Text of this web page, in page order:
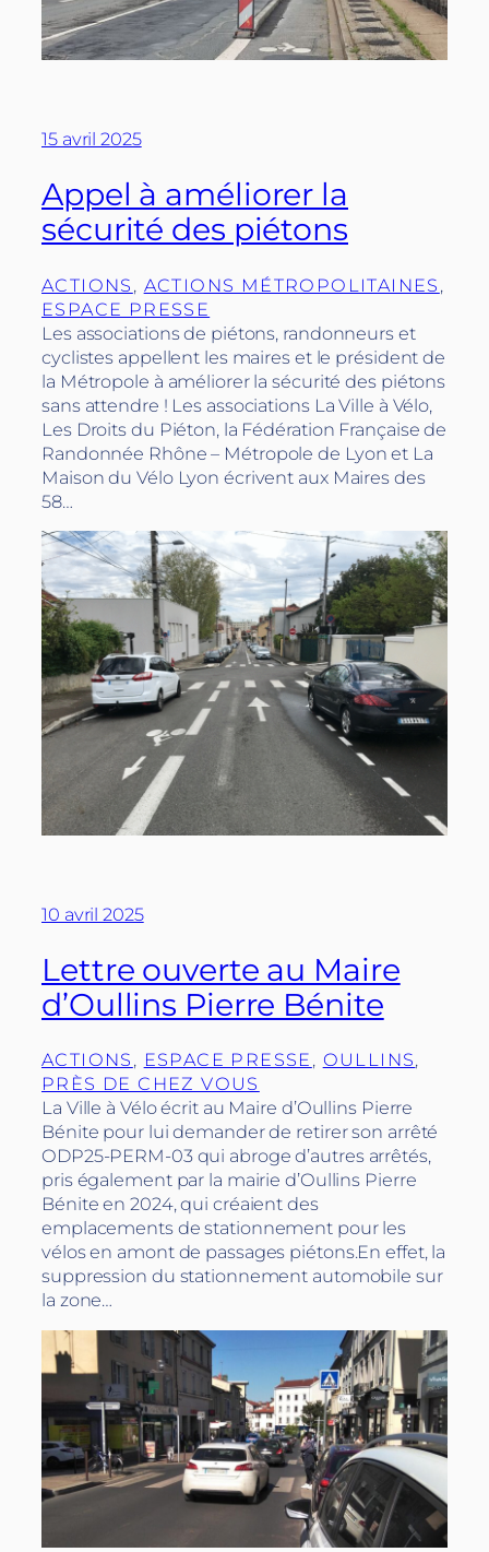
15 avril 2025
Appel à améliorer la
sécurité des piétons
ACTIONS , ACTIONS MÉTROPOLITAINES
ESPACE PRESSE
Les associations de piétons, randonneurs et
cyclistes appellent les maires et le président de
la Métropole à améliorer la sécurité des piétons
sans attendre ! Les associations La Ville à Vélo,
Les Droits du Piéton, la Fédération Française de
Randonnée Rhône – Métropole de Lyon et La
Maison du Vélo Lyon écrivent aux Maires des
58…
10 avril 2025
Lettre ouverte au Maire
d’Oullins Pierre Bénite
ACTIONS , ESPACE PRESSE , OULLINS
PRÈS DE CHEZ VOUS
La Ville à Vélo écrit au Maire d’Oullins Pierre
Bénite pour lui demander de retirer son arrêté
ODP25-PERM-03 qui abroge d’autres arrêtés,
pris également par la mairie d’Oullins Pierre
Bénite en 2024, qui créaient des
emplacements de stationnement pour les
vélos en amont de passages piétons.En effet, la
suppression du stationnement automobile sur
la zone…